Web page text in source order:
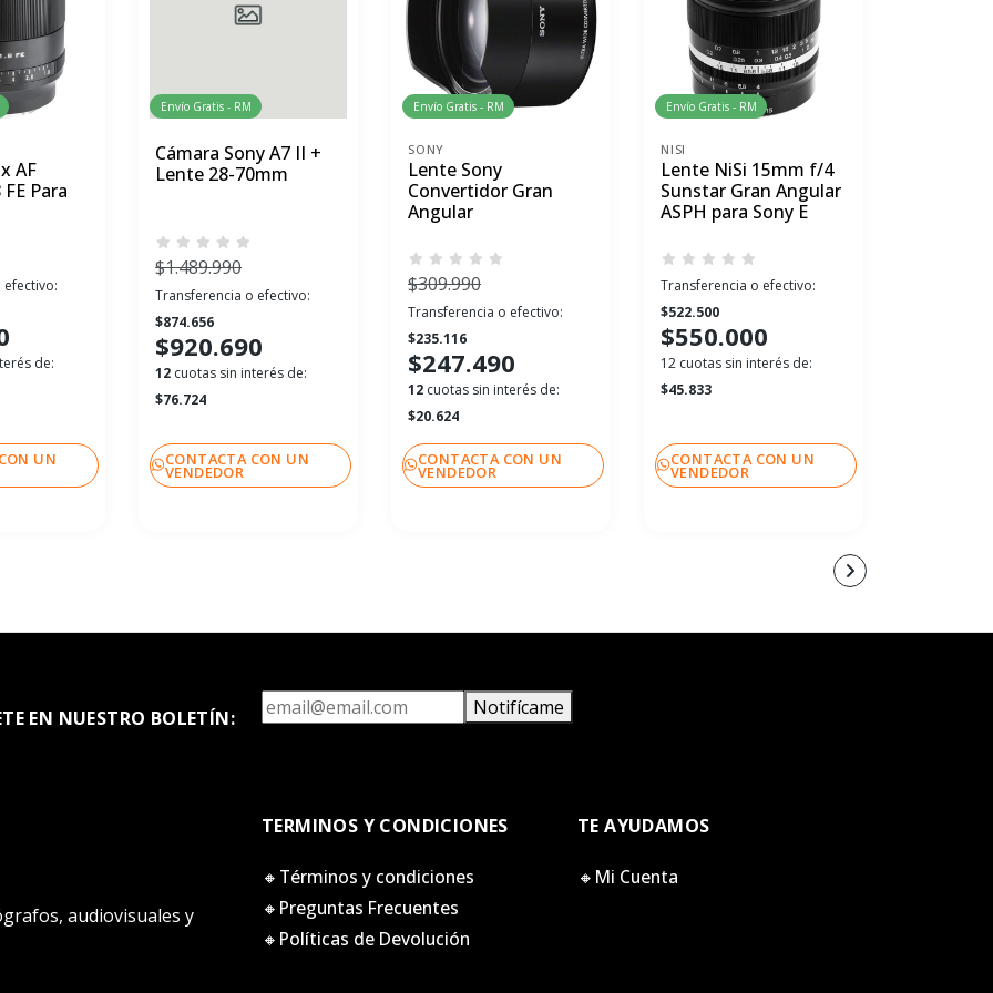
AF
Para
efectivo:
de:
UN
Envío Gratis - RM
Cámara Sony A7 II +
Lente 28-70mm
$1.489.990
Transferencia o efectivo:
$874.656
$920.690
12 cuotas sin interés de:
$76.724
CONTACTA CON UN
VENDEDOR
Envío Gratis - RM
SONY
Lente Sony
Convertidor Gran
Angular
$309.990
Transferencia o efectivo:
$235.116
$247.490
12 cuotas sin interés de:
$20.624
CONTACTA CON UN
VENDEDOR
Envío Gratis - RM
NISI
Lente NiSi 15mm f/4
Sunstar Gran Angular
ASPH para Sony E
Transferencia o efectivo:
$522.500
$550.000
12 cuotas sin interés de:
$45.833
CONTACTA CON UN
VENDEDOR
EN NUESTRO BOLETÍN: Notifícame
audiovisuales y
TERMINOS Y CONDICIONES
🔸Términos y condiciones
🔸Preguntas Frecuentes
🔸Políticas de Devolución
TE AYUDAMOS
🔸Mi Cuenta